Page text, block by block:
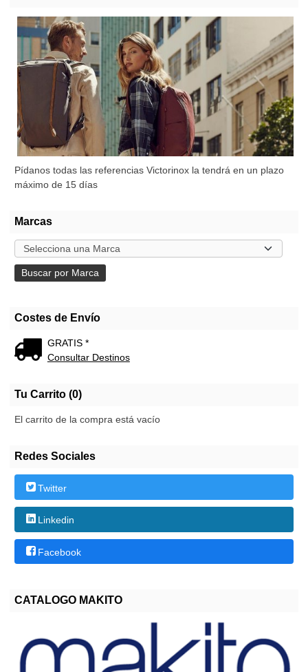
Pídanos todas las referencias Victorinox la tendrá en un plazo
máximo de 15 días
Marcas
Costes de Envío
GRATIS *
Consultar Destinos
Tu Carrito (0)
El carrito de la compra está vacío
Redes Sociales
Twitter
Linkedin
Facebook
CATALOGO MAKITO